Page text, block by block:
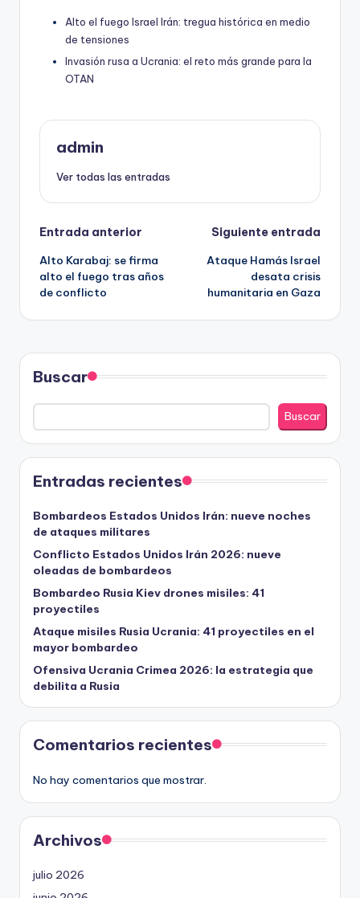
Alto el fuego Israel Irán: tregua histórica en medio
de tensiones
Invasión rusa a Ucrania: el reto más grande para la
OTAN
admin
Ver todas las entradas
Navegación
de
entradas
Entrada anterior
Alto Karabaj: se firma
alto el fuego tras años
de conflicto
Siguiente entrada
Ataque Hamás Israel
desata crisis
humanitaria en Gaza
Buscar
Buscar
Entradas recientes
Bombardeos Estados Unidos Irán: nueve noches
de ataques militares
Conflicto Estados Unidos Irán 2026: nueve
oleadas de bombardeos
Bombardeo Rusia Kiev drones misiles: 41
proyectiles
Ataque misiles Rusia Ucrania: 41 proyectiles en el
mayor bombardeo
Ofensiva Ucrania Crimea 2026: la estrategia que
debilita a Rusia
Comentarios recientes
No hay comentarios que mostrar.
Archivos
julio 2026